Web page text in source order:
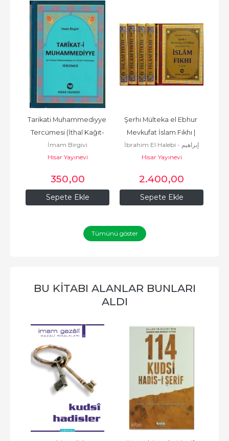
Sepete Ekle
Tarikati Muhammediyye
Tercümesi (İthal Kağıt-
Ciltli), İmam Birgivi
İmam Birgivi
Hisar Yayınevi
350,00
Sepete Ekle
Şerhi Mülteka el Ebhur
Mevkufat İslam Fıkhı |
ملتقى Mevkufat
İbrahim El Halebi - إبراهيم
الحلبي
Hisar Yayınevi
2.400,00
Tümünü göster
BU KITABI ALANLAR BUNLARI
ALDI